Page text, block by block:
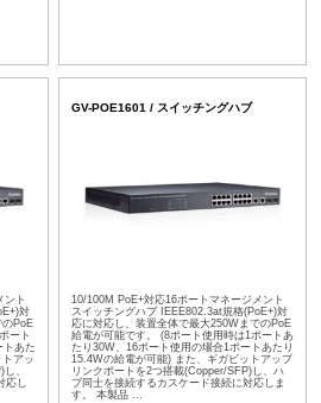
ント
対
のPoE
ート
トあた
アッ
、
応し
GV-POE1601 / スイッチングハブ
10/100M PoE+対応16ポートマネージメント
スイッチングハブ IEEE802.3at規格(PoE+)対
応に対応し、装置全体で最大250WまでのPoE
給電が可能です。 (8ポート使用時は1ポートあ
たり30W、16ポート使用の場合1ポートあたり
15.4Wの給電が可能) また、ギガビットアップ
リンクポートを2つ搭載(Copper/SFP)し、ハ
ブ同士を接続するカスケード接続に対応しま
す。 本製品 ...